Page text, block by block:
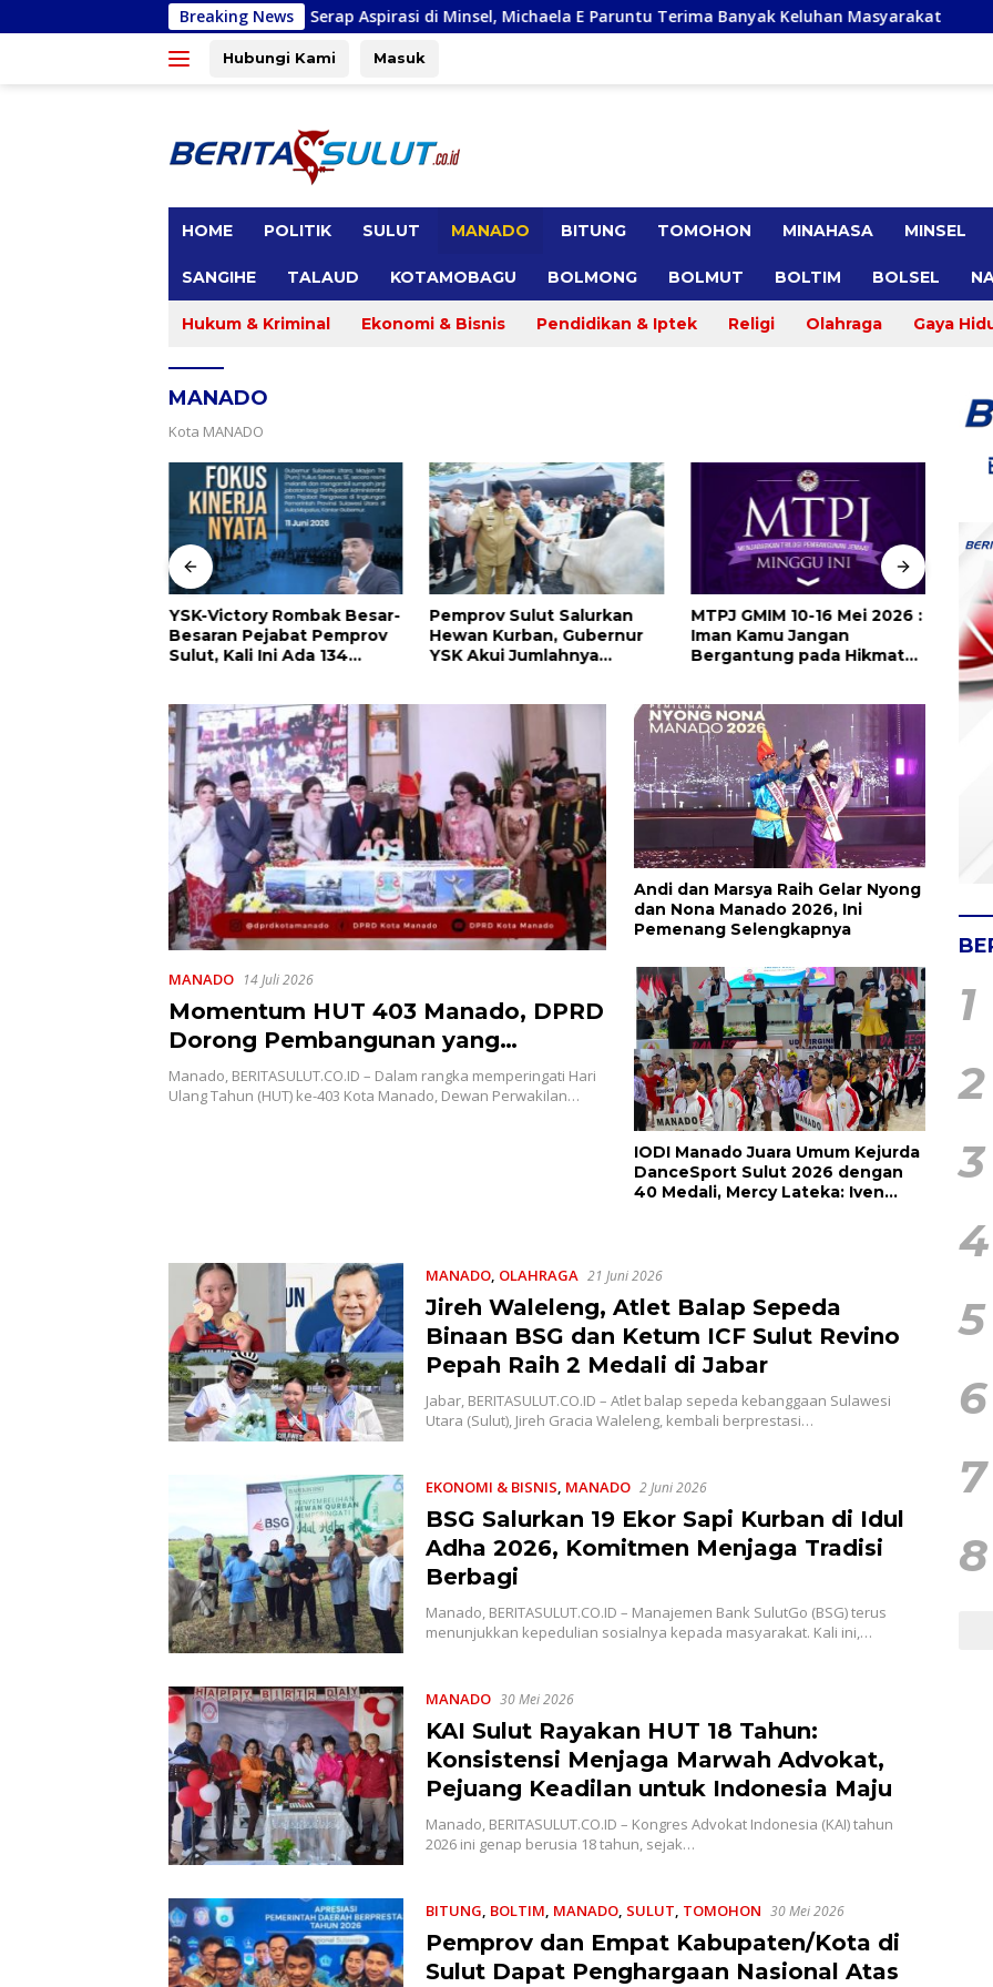
ke
Breaking News
Serap Aspirasi di Minsel, Michaela E Paruntu Terima Banyak Keluhan Masyarakat Gracia
Hubungi Kami Masuk
HOME POLITIK SULUT MANADO BITUNG TOMOHON MINAHASA MINSEL
SANGIHE TALAUD KOTAMOBAGU BOLMONG BOLMUT BOLTIM BOLSEL
Hukum & Kriminal Ekonomi & Bisnis Pendidikan & Iptek Religi Olahraga Gaya
MANADO
Kota MANADO
YSK-Victory Rombak Besar-
Besaran Pejabat Pemprov
Sulut, Kali Ini Ada 134
Pemprov Sulut Salurkan
Hewan Kurban, Gubernur
YSK Akui Jumlahnya
Kemampuan Anggaran
MTPJ GMIM 10-16 Mei 2026 :
Iman Kamu Jangan
Bergantung pada Hikmat
MANADO 14 Juli 2026
Momentum HUT 403 Manado, DPRD
Dorong Pembangunan yang
Semakin Maju, Inklusif, dan
Berkelanjutan
Manado, BERITASULUT.CO.ID – Dalam rangka memperingati Hari
Ulang Tahun (HUT) ke-403 Kota Manado, Dewan Perwakilan…
Andi dan Marsya Raih Gelar Nyong
dan Nona Manado 2026, Ini
Pemenang Selengkapnya
IODI Manado Juara Umum Kejurda
DanceSport Sulut 2026 dengan
40 Medali, Mercy Lateka: Iven
MANADO, OLAHRAGA 21 Juni 2026
Jireh Waleleng, Atlet Balap Sepeda
Binaan BSG dan Ketum ICF Sulut Revino
Pepah Raih 2 Medali di Jabar
Jabar, BERITASULUT.CO.ID – Atlet balap sepeda kebanggaan Sulawesi
Utara (Sulut), Jireh Gracia Waleleng, kembali berprestasi…
EKONOMI & BISNIS, MANADO 2 Juni 2026
BSG Salurkan 19 Ekor Sapi Kurban di Idul
Adha 2026, Komitmen Menjaga Tradisi
Berbagi
Manado, BERITASULUT.CO.ID – Manajemen Bank SulutGo (BSG) terus
menunjukkan kepedulian sosialnya kepada masyarakat. Kali ini,…
MANADO 30 Mei 2026
KAI Sulut Rayakan HUT 18 Tahun:
Konsistensi Menjaga Marwah Advokat,
Pejuang Keadilan untuk Indonesia Maju
Manado, BERITASULUT.CO.ID – Kongres Advokat Indonesia (KAI) tahun
2026 ini genap berusia 18 tahun, sejak…
BITUNG, BOLTIM, MANADO, SULUT, TOMOHON 30 Mei 2026
Pemprov dan Empat Kabupaten/Kota di
Sulut Dapat Penghargaan Nasional Atas
1
2
3
4
5
6
7
8